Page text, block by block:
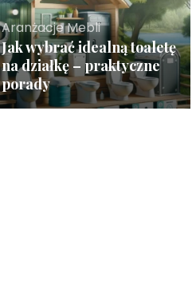
Aranżacje Mebli
Jak wybrać idealną toaletę
na działkę – praktyczne
porady